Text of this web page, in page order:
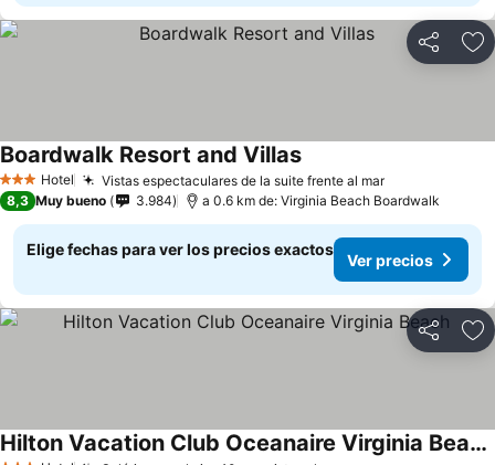
Compartir
3 Estrellas
Hotel Vistas espectaculares de la suite frente al mar
Boardwalk Resort and Villas
8,3 Muy bueno 3.984 a 0.6 km de: Virginia Beach Boardwalk
Elige fechas para ver los precios exactos
Ver precios
Compartir
Hilton Vacation Club Oceanaire Virginia Beach